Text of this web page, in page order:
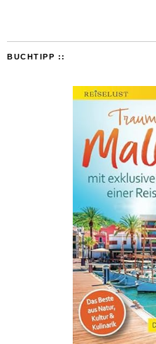
BUCHTIPP ::